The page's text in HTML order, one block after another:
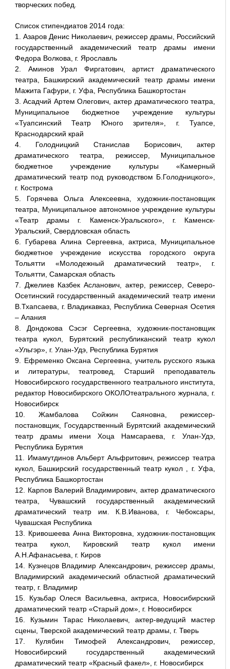
творческих побед.
Список стипендиатов 2014 года:
1. Азаров Денис Николаевич, режиссер драмы, Российский
государственный академический театр драмы имени
Федора Волкова, г. Ярославль
2. Аминов Урал Фиргатович, артист драматического
театра, Башкирский академический театр драмы имени
Мажита Гафури, г. Уфа, Республика Башкортостан
3. Асадчий Артем Олегович, актер драматического театра,
Муниципальное бюджетное учреждение культуры
«Туапсинский Театр Юного зрителя», г. Туапсе,
Краснодарский край
4. Голодницкий Станислав Борисович, актер
драматического театра, режиссер, Муниципальное
бюджетное учреждение культуры «Камерный
драматический театр под руководством Б.Голодницкого»,
г. Кострома
5. Горячева Ольга Алексеевна, художник-постановщик
театра, Муниципальное автономное учреждение культуры
«Театр драмы г. Каменск-Уральского», г. Каменск-
Уральский, Свердловская область
6. Губарева Алина Сергеевна, актриса, Муниципальное
бюджетное учреждение искусства городского округа
Тольятти «Молодежный драматический театр», г.
Тольятти, Самарская область
7. Джелиев Казбек Асланович, актер, режиссер, Северо-
Осетинский государственный академический театр имени
В.Тхапсаева, г. Владикавказ, Республика Северная Осетия
– Алания
8. Дондокова Сэсэг Сергеевна, художник-постановщик
театра кукол, Бурятский республиканский театр кукол
«Ульгэр», г. Улан-Удэ, Республика Бурятия
9. Ефременко Оксана Сергеевна, учитель русского языка
и литературы, театровед, Старший преподаватель
Новосибирского государственного театрального института,
редактор Новосибирского ОКОЛОтеатрального журнала, г.
Новосибирск
10. Жамбалова Сойжин Саяновна, режиссер-
постановщик, Государственный Бурятский академический
театр драмы имени Хоца Намсараева, г. Улан-Удэ,
Республика Бурятия
11. Имамутдинов Альберт Альфритович, режиссер театра
кукол, Башкирский государственный театр кукол , г. Уфа,
Республика Башкортостан
12. Карпов Валерий Владимирович, актер драматического
театра, Чувашский государственный академический
драматический театр им. К.В.Иванова, г. Чебоксары,
Чувашская Республика
13. Кривошеева Анна Викторовна, художник-постановщик
театра кукол, Кировский театр кукол имени
А.Н.Афанасьева, г. Киров
14. Кузнецов Владимир Александрович, режиссер драмы,
Владимирский академический областной драматический
театр, г. Владимир
15. Кузьбар Олеся Васильевна, актриса, Новосибирский
драматический театр «Старый дом», г. Новосибирск
16. Кузьмин Тарас Николаевич, актер-ведущий мастер
сцены, Тверской академический театр драмы, г. Тверь
17. Кулябин Тимофей Александрович, режиссер,
Новосибирский государственный академический
драматический театр «Красный факел», г. Новосибирск